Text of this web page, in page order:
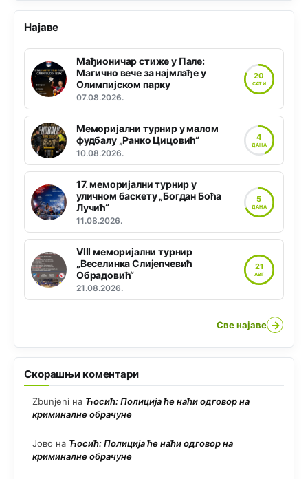
Најаве
Мађионичар стиже у Пале:
Магично вече за најмлађе у
Олимпијском парку
07.08.2026.
20
САТИ
Меморијални турнир у малом
фудбалу „Ранко Цицовић“
10.08.2026.
4
ДАНА
17. меморијални турнир у
уличном баскету „Богдан Боћа
Лучић“
11.08.2026.
5
ДАНА
VIII меморијални турнир
„Веселинка Слијепчевић
Обрадовић“
21.08.2026.
21
АВГ
Све најаве →
Скорашњи коментари
Zbunjeni на Ћосић: Полиција ће наћи одговор на
криминалне обрачуне
Јово на Ћосић: Полиција ће наћи одговор на
криминалне обрачуне